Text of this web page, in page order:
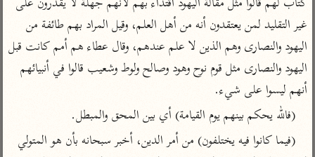
تفسير مكّي
محاسن التأويل
للقاسمي
تفسير الثعالبي
تفسير السمرقندي
تفسير الثعلبي
عطية
البحر المحيط لأبي
حيان
البسيط للواحدي
الكشاف للزمخشري
آثار
موسوعة التفسير
المأثور
تفسير ابن أبي حاتم
تفسير مقاتل
أنهم ليسوا على شيء.
(فالله يحكم بينهم يوم القيامة) أي بين المحق والمبطل.